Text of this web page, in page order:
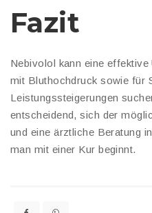
Fazit
Nebivolol kann eine
mit Bluthochdruck sowie für
Leistungssteigerungen
entscheidend, sich der
und eine ärztliche Beratung
man mit einer Kur beginnt.